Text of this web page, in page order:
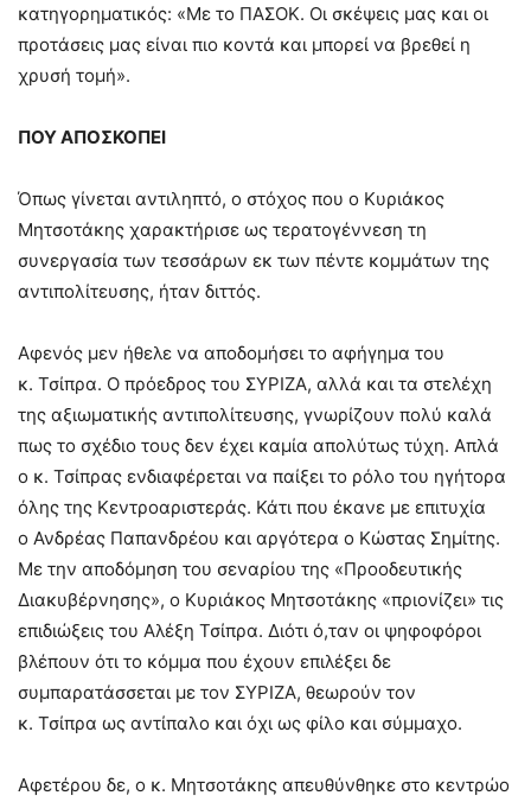
κατηγορηματικός: «Με το ΠΑΣΟΚ. Οι σκέψεις μας και οι
προτάσεις μας είναι πιο κοντά και μπορεί να βρεθεί η
χρυσή τομή».
ΠΟΥ ΑΠΟΣΚΟΠΕΙ
Όπως γίνεται αντιληπτό, ο στόχος που ο Κυριάκος
Μητσοτάκης χαρακτήρισε ως τερατογέννεση τη
συνεργασία των τεσσάρων εκ των πέντε κομμάτων της
αντιπολίτευσης, ήταν διττός.
Αφενός μεν ήθελε να αποδομήσει το αφήγημα του
κ. Τσίπρα. Ο πρόεδρος του ΣΥΡΙΖΑ, αλλά και τα στελέχη
της αξιωματικής αντιπολίτευσης, γνωρίζουν πολύ καλά
πως το σχέδιο τους δεν έχει καμία απολύτως τύχη. Απλά
ο κ. Τσίπρας ενδιαφέρεται να παίξει το ρόλο του ηγήτορα
όλης της Κεντροαριστεράς. Κάτι που έκανε με επιτυχία
ο Ανδρέας Παπανδρέου και αργότερα ο Κώστας Σημίτης.
Με την αποδόμηση του σεναρίου της «Προοδευτικής
Διακυβέρνησης», ο Κυριάκος Μητσοτάκης «πριονίζει» τις
επιδιώξεις του Αλέξη Τσίπρα. Διότι ό,ταν οι ψηφοφόροι
βλέπουν ότι το κόμμα που έχουν επιλέξει δε
συμπαρατάσσεται με τον ΣΥΡΙΖΑ, θεωρούν τον
κ. Τσίπρα ως αντίπαλο και όχι ως φίλο και σύμμαχο.
Αφετέρου δε, ο κ. Μητσοτάκης απευθύνθηκε στο κεντρώο